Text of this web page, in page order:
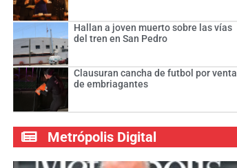
Hallan a joven muerto sobre las vías
del tren en San Pedro
Clausuran cancha de futbol por venta
de embriagantes
Metrópolis Digital